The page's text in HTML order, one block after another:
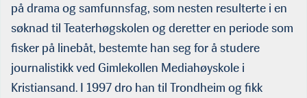
på drama og samfunnsfag, som nesten resulterte i en
søknad til Teaterhøgskolen og deretter en periode som
fisker på linebåt, bestemte han seg for å studere
journalistikk ved Gimlekollen Mediahøyskole i
Kristiansand. I 1997 dro han til Trondheim og fikk